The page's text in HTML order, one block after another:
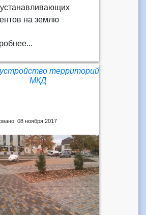
на землю
территорий
МКД
08 ноября 2017